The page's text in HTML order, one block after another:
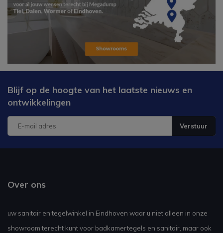
Blijf op de hoogte van het laatste nieuws en
ontwikkelingen
Verstuur
Over ons
uw sanitair en tegelwinkel in Eindhoven waar u niet alleen in onze
showroom terecht kunt voor badkamertegels en sanitair, maar ook